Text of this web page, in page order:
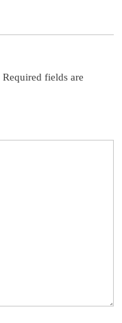
Required fields are